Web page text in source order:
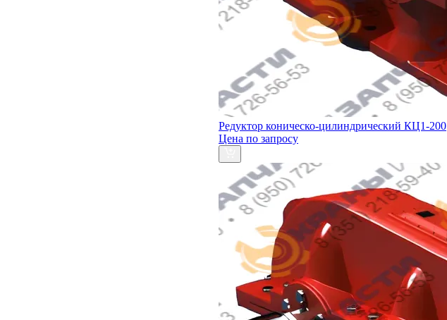
Редуктор коническо-цилиндрический КЦ1-200
Цена по запросу